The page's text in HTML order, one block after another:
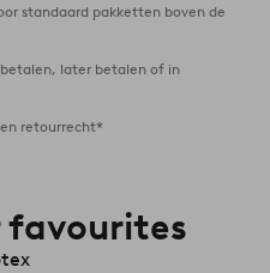
standaard pakketten boven de
later betalen of in
retourrecht*
favourites